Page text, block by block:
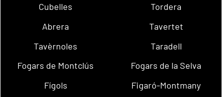
Cubelles
Tordera
Abrera
Tavertet
Tavèrnoles
Taradell
Fogars de Montclús
Fogars de la Selva
Fígols
Figaró-Montmany